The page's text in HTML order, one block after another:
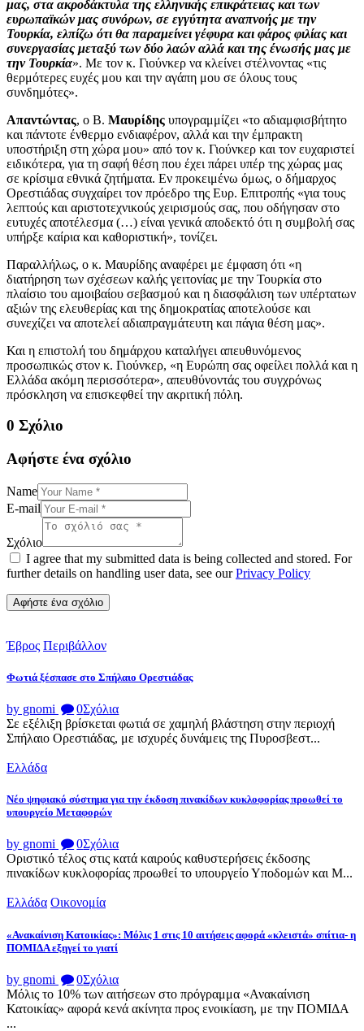
μας, στα ακροδάκτυλα της ελληνικής επικράτειας και των
ευρωπαϊκών μας συνόρων, σε εγγύτητα αναπνοής με την
Τουρκία, ελπίζω ότι θα παραμείνει γέφυρα και φάρος φιλίας και
συνεργασίας μεταξύ των δύο λαών αλλά και της ένωσής μας με
την Τουρκία». Με τον κ. Γιούνκερ να κλείνει στέλνοντας «τις
θερμότερες ευχές μου και την αγάπη μου σε όλους τους
συνδημότες».
Απαντώντας, ο Β. Μαυρίδης υπογραμμίζει «το αδιαμφισβήτητο
και πάντοτε ένθερμο ενδιαφέρον, αλλά και την έμπρακτη
υποστήριξη στη χώρα μου» από τον κ. Γιούνκερ και τον ευχαριστεί
ειδικότερα, για τη σαφή θέση που έχει πάρει υπέρ της χώρας μας
σε κρίσιμα εθνικά ζητήματα. Εν προκειμένω όμως, ο δήμαρχος
Ορεστιάδας συγχαίρει τον πρόεδρο της Ευρ. Επιτροπής «για τους
λεπτούς και αριστοτεχνικούς χειρισμούς σας, που οδήγησαν στο
ευτυχές αποτέλεσμα (…) είναι γενικά αποδεκτό ότι η συμβολή σας
υπήρξε καίρια και καθοριστική», τονίζει.
Παραλλήλως, ο κ. Μαυρίδης αναφέρει με έμφαση ότι «η
διατήρηση των σχέσεων καλής γειτονίας με την Τουρκία στο
πλαίσιο του αμοιβαίου σεβασμού και η διασφάλιση των υπέρτατων
αξιών της ελευθερίας και της δημοκρατίας αποτελούσε και
συνεχίζει να αποτελεί αδιαπραγμάτευτη και πάγια θέση μας».
Και η επιστολή του δημάρχου καταλήγει απευθυνόμενος
προσωπικώς στον κ. Γιούνκερ, «η Ευρώπη σας οφείλει πολλά και η
Ελλάδα ακόμη περισσότερα», απευθύνοντάς του συγχρόνως
πρόσκληση να επισκεφθεί την ακριτική πόλη.
0 Σχόλιο
Αφήστε ένα σχόλιο
Name
E-mail
Σχόλιο
I agree that my submitted data is being collected and stored. For
further details on handling user data, see ourPrivacy Policy
Έβρος Περιβάλλον
Φωτιά ξέσπασε στο Σπήλαιο Ορεστιάδας
by gnomi 0Σχόλια
Σε εξέλιξη βρίσκεται φωτιά σε χαμηλή βλάστηση στην περιοχή
Σπήλαιο Ορεστιάδας, με ισχυρές δυνάμεις της Πυροσβεστ...
Ελλάδα
Νέο ψηφιακό σύστημα για την έκδοση πινακίδων κυκλοφορίας προωθεί το
υπουργείο Μεταφορών
by gnomi 0Σχόλια
Οριστικό τέλος στις κατά καιρούς καθυστερήσεις έκδοσης
πινακίδων κυκλοφορίας προωθεί το υπουργείο Υποδομών και Μ...
Ελλάδα Οικονομία
«Ανακαίνιση Κατοικίας»: Μόλις 1 στις 10 αιτήσεις αφορά «κλειστά» σπίτια- η
ΠΟΜΙΔΑ εξηγεί το γιατί
by gnomi 0Σχόλια
Μόλις το 10% των αιτήσεων στο πρόγραμμα «Ανακαίνιση
Κατοικίας» αφορά κενά ακίνητα προς ενοικίαση, με την ΠΟΜΙΔΑ
...